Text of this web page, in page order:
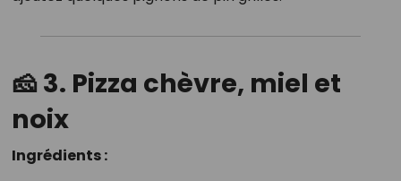
🧀 3. Pizza chèvre, miel et
noix
Ingrédients :